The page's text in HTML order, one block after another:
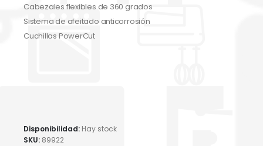
Cabezales flexibles de 360 grados
Sistema de afeitado anticorrosión
Cuchillas PowerCut
Disponibilidad: Hay stock
SKU: 89922